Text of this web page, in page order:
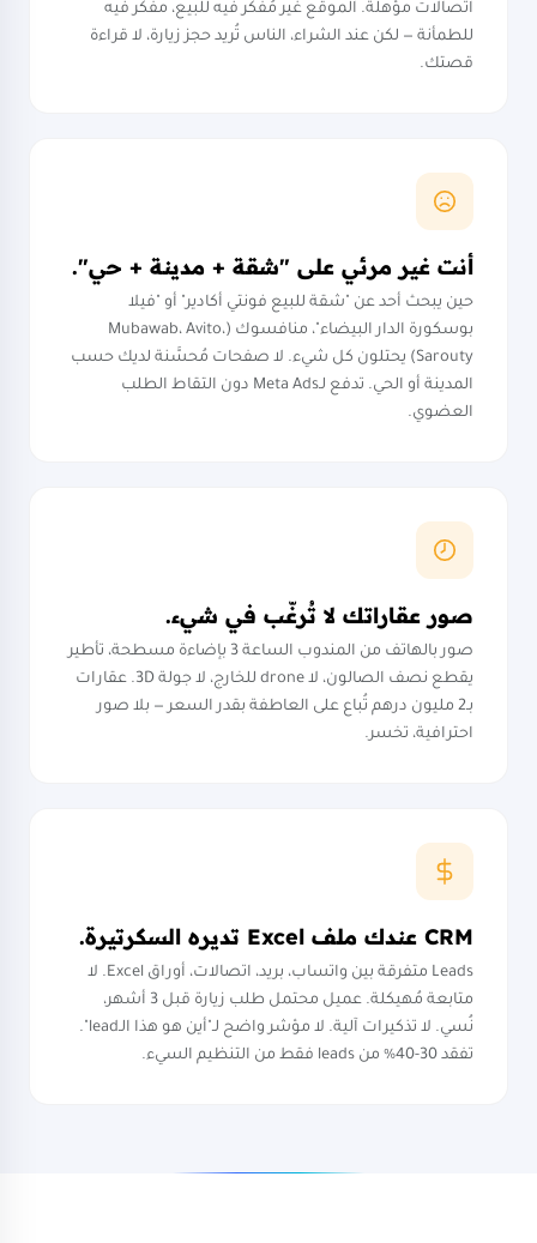
اتصالات مؤهلة. الموقع غير مُفكَّر فيه للبيع، مفكر فيه
للطمأنة — لكن عند الشراء، الناس تُريد حجز زيارة، لا قراءة
قصتك.
أنت غير مرئي على "شقة + مدينة + حي".
حين يبحث أحد عن "شقة للبيع فونتي أكادير" أو "فيلا
بوسكورة الدار البيضاء"، منافسوك (Mubawab، Avito،
Sarouty) يحتلون كل شيء. لا صفحات مُحسَّنة لديك حسب
المدينة أو الحي. تدفع لـMeta Ads دون التقاط الطلب
العضوي.
صور عقاراتك لا تُرغّب في شيء.
صور بالهاتف من المندوب الساعة 3 بإضاءة مسطحة، تأطير
يقطع نصف الصالون، لا drone للخارج، لا جولة 3D. عقارات
بـ2 مليون درهم تُباع على العاطفة بقدر السعر — بلا صور
احترافية، تخسر.
CRM عندك ملف Excel تديره السكرتيرة.
Leads متفرقة بين واتساب، بريد، اتصالات، أوراق Excel. لا
متابعة مُهيكلة. عميل محتمل طلب زيارة قبل 3 أشهر،
نُسي. لا تذكيرات آلية. لا مؤشر واضح لـ"أين هو هذا الـlead".
تفقد 30-40% من leads فقط من التنظيم السيء.